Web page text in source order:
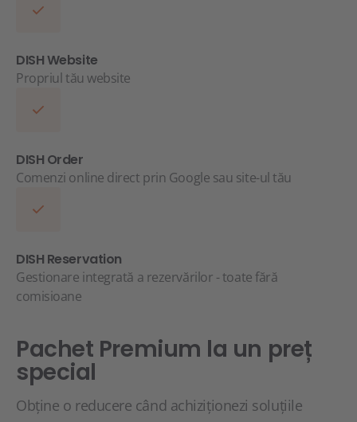
DISH Website
Propriul tău website
DISH Order
Comenzi online direct prin Google sau site-ul tău
DISH Reservation
Gestionare integrată a rezervărilor - toate fără
comisioane
Pachet Premium la un preț
special
Obține o reducere când achiziționezi soluțiile